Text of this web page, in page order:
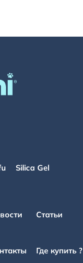
Silica Gel
Статьи
Где купить ?